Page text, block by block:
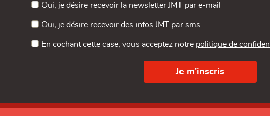
Oui, je désire recevoir la newsletter JMT par e-mail
Oui, je désire recevoir des infos JMT par sms
En cochant cette case, vous acceptez notre politique de